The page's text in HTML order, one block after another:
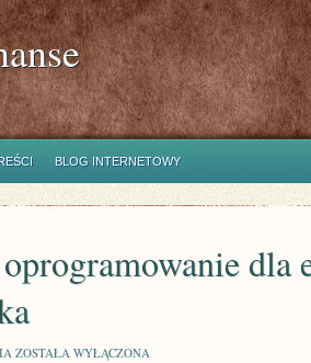
BLOG INTERNETOWY
dla
NARZĘDZIA
ZOSTAŁA WYŁĄCZONA